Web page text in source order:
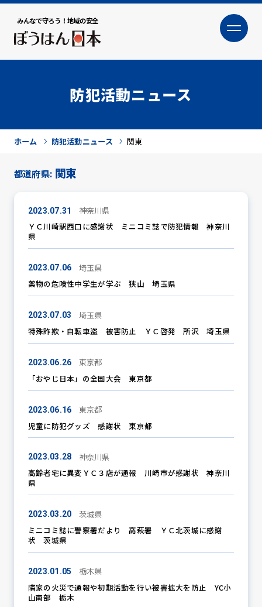
みんなで守ろう！地域の安全
大
犯罪トピックス
防犯パトロール
防犯セミナー
防犯対策情報
防犯協力会について
防犯活動ニュース
ホーム 防犯活動ニュース 関東
都道府県: 関東
2023.07.31
神奈川県
ＹＣ川崎駅西口に感謝状 ミニコミ誌で防犯情報 神奈川
県
2023.07.06
埼玉県
薬物の危険性中学生が学ぶ 狭山 埼玉県
2023.07.03
埼玉県
特殊詐欺・自転車盗 被害防止 ＹＣ啓発 所沢 埼玉県
2023.06.26
東京都
「おやじ日本」の全国大会 東京都
2023.06.16
東京都
児童に防犯グッズ 感謝状 東京都
2023.03.28
神奈川県
高齢者宅に異変ＹＣ３店が通報 川崎市が感謝状 神奈川
県
2023.03.20
茨城県
ミニコミ誌に警察署だより 高萩署 ＹＣ北茨城に感謝
状 茨城県
2023.01.05
栃木県
隣家の火災で通報や初期活動を行い被害拡大を防止 YC小
山南部 栃木